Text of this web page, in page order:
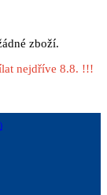
zboží.
nejdříve 8.8. !!!